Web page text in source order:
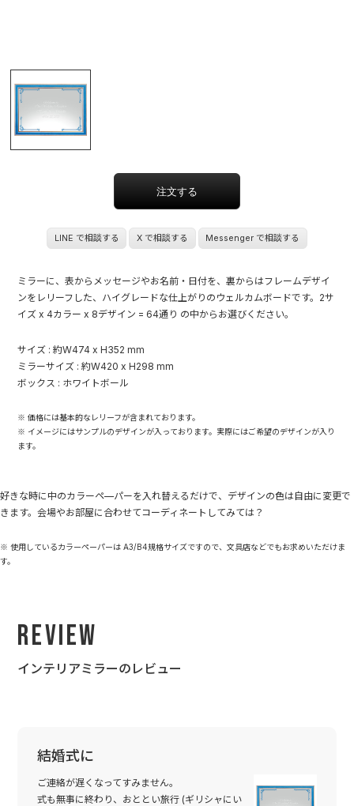
LINE で相談する X で相談する Messenger で相談する
ミラーに、表からメッセージやお名前・日付を、裏からはフレームデザイ
ンをレリーフした、ハイグレードな仕上がりのウェルカムボードです。2サ
イズ x 4カラー x 8デザイン = 64通り の中からお選びください。
サイズ : 約W474 x H352 mm
ミラーサイズ : 約W420 x H298 mm
ボックス : ホワイトボール
※ 価格には基本的なレリーフが含まれております。
※ イメージにはサンプルのデザインが入っております。実際にはご希望のデザインが入り
ます。
好きな時に中のカラーペ—パーを入れ替えるだけで、デザインの色は自由に変更で
きます。会場やお部屋に合わせてコーディネートしてみては？
※ 使用しているカラーペーパーは A3/B4規格サイズですので、文具店などでもお求めいただけま
す。
Review
インテリアミラーのレビュー
結婚式に
ご連絡が遅くなってすみません。
式も無事に終わり、おととい旅行 (ギリシャにい